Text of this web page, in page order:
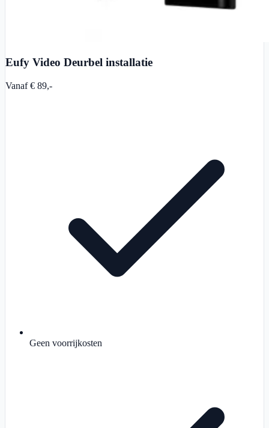
Eufy Video Deurbel installatie
Vanaf € 89,-
Geen voorrijkosten